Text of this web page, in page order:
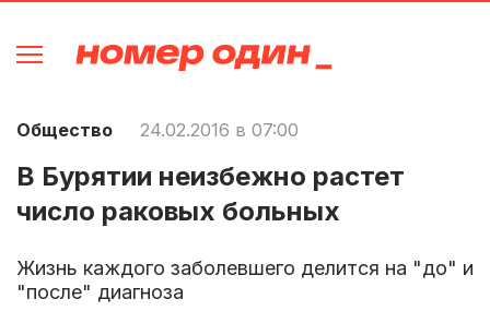
Общество 24.02.2016 в 07:00
В Бурятии неизбежно растет
число раковых больных
Жизнь каждого заболевшего делится на "до" и
"после" диагноза